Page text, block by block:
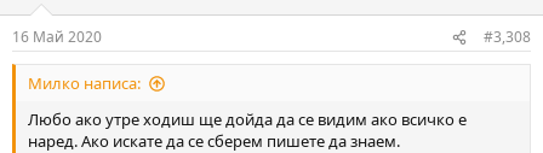
s
:
16 Май 2020 #3,308
Милко написа:
Любо ако утре ходиш ще дойда да се видим ако всичко е
наред. Ако искате да се сберем пишете да знаем.